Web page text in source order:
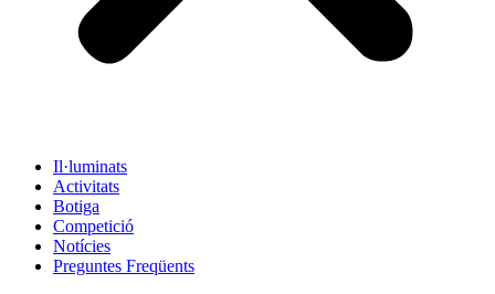
Il·luminats
Activitats
Botiga
Competició
Notícies
Preguntes Freqüents